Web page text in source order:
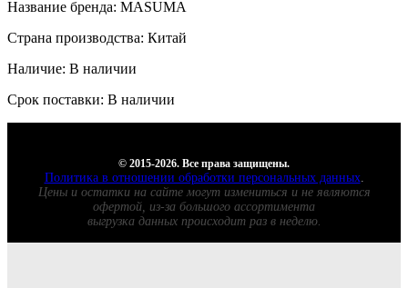
Название бренда: MASUMA
Страна производства: Китай
Наличие: В наличии
Срок поставки: В наличии
© 2015-2026. Все права защищены.
Политика в отношении обработки персональных данных.
Цены и остатки на сайте могут измениться и не являются
офертой, из-за большого ассортимента
выгрузка данных происходит раз в неделю.